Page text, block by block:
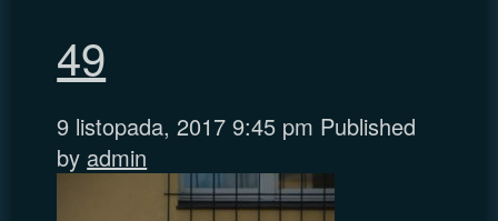
49
9 listopada, 2017 9:45 pm Published
by admin